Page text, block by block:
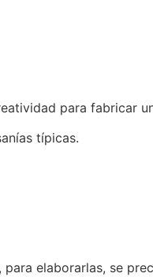
para fabricar
típicas.
elaborarlas, se